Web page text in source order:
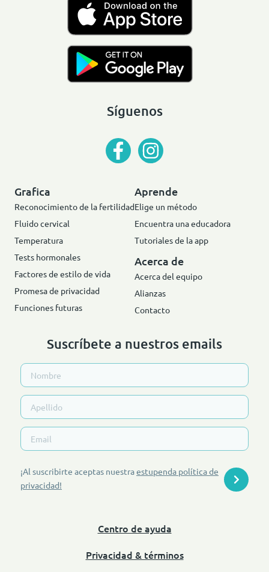
Síguenos
Grafica
Reconocimiento de la fertilidad
Fluido cervical
Temperatura
Tests hormonales
Factores de estilo de vida
Promesa de privacidad
Funciones futuras
Aprende
Elige un método
Encuentra una educadora
Tutoriales de la app
Acerca de
Acerca del equipo
Alianzas
Contacto
Suscríbete a nuestros emails
¡Al suscribirte aceptas nuestraestupenda política de
privacidad!
Centro de ayuda
Privacidad & términos